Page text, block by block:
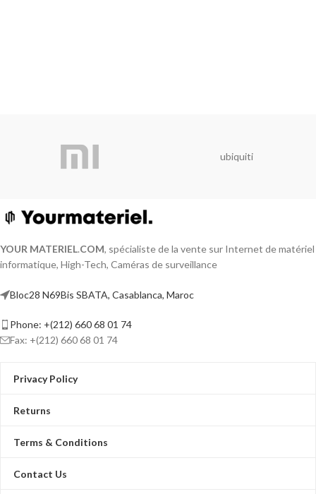
ubiquiti
YOUR MATERIEL.COM, spécialiste de la vente sur Internet de matériel
informatique, High-Tech, Caméras de surveillance
Bloc28 N69Bis SBATA, Casablanca, Maroc
Phone: +(212) 660 68 01 74
Fax: +(212) 660 68 01 74
Privacy Policy
Returns
Terms & Conditions
Contact Us